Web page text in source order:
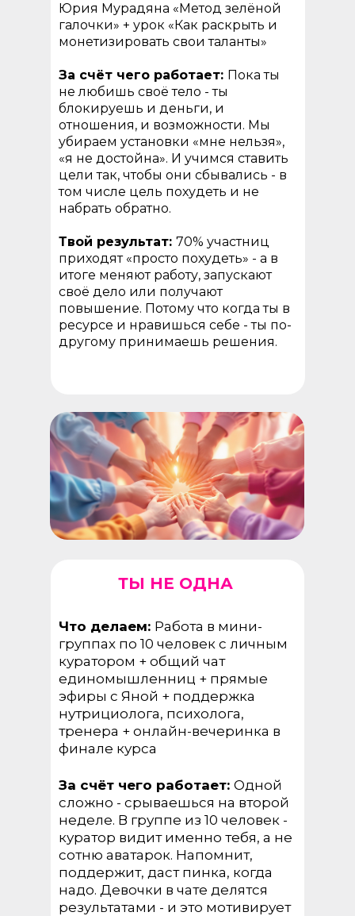
ТЫ НЕ ОДНА
Что делаем: Работа в мини-
группах по 10 человек с личным
куратором + общий чат
единомышленниц + прямые
эфиры с Яной + поддержка
нутрициолога, психолога,
тренера + онлайн-вечеринка в
финале курса
За счёт чего работает: Одной
сложно - срываешься на второй
неделе. В группе из 10 человек -
куратор видит именно тебя, а не
сотню аватарок. Напомнит,
поддержит, даст пинка, когда
надо. Девочки в чате делятся
результатами - и это мотивирует
Юрия Мурадяна «Метод зелёной
галочки» + урок «Как раскрыть и
монетизировать свои таланты»
За счёт чего работает: Пока ты
не любишь своё тело - ты
блокируешь и деньги, и
отношения, и возможности. Мы
убираем установки «мне нельзя»,
«я не достойна». И учимся ставить
цели так, чтобы они сбывались - в
том числе цель похудеть и не
набрать обратно.
Твой результат: 70% участниц
приходят «просто похудеть» - а в
итоге меняют работу, запускают
своё дело или получают
повышение. Потому что когда ты в
ресурсе и нравишься себе - ты по-
другому принимаешь решения.